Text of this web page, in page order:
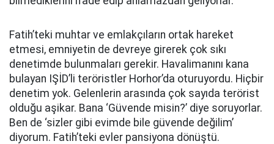
Fatih’teki muhtar ve emlakçıların ortak hareket
etmesi, emniyetin de devreye girerek çok sıkı
denetimde bulunmaları gerekir. Havalimanını kana
bulayan IŞİD’li teröristler Horhor’da oturuyordu. Hiçbir
denetim yok. Gelenlerin arasında çok sayıda terörist
olduğu aşikar. Bana ‘Güvende misin?’ diye soruyorlar.
Ben de ‘sizler gibi evimde bile güvende değilim’
diyorum. Fatih’teki evler pansiyona dönüştü.